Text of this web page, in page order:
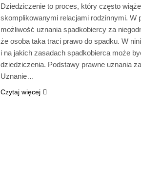
Dziedziczenie to proces, który często
skomplikowanymi relacjami rodzinnymi. W
możliwość uznania spadkobiercy za
że osoba taka traci prawo do spadku. W
i na jakich zasadach spadkobierca może
dziedziczenia. Podstawy prawne uznania
Uznanie…
Czytaj więcej